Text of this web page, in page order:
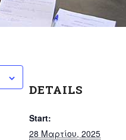
DETAILS
Start:
28 Μαρτίου, 2025